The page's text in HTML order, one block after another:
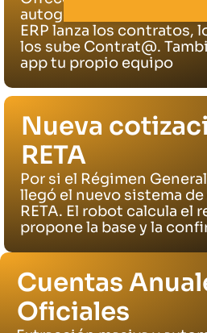
autogestionar las altas.
ERP lanza los contratos,
los sube Contrat@.
app tu propio equipo
Nueva
RETA
Por si el Régimen
llegó el nuevo sistema
RETA. El robot calcula el
propone la base y la
Cuentas
Oficiales